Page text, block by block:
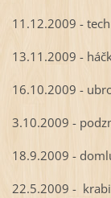
11.12.2009 -
13.11.2009 -
16.10.2009 -
3.10.2009 -
18.9.2009 -
22.5.2009 -